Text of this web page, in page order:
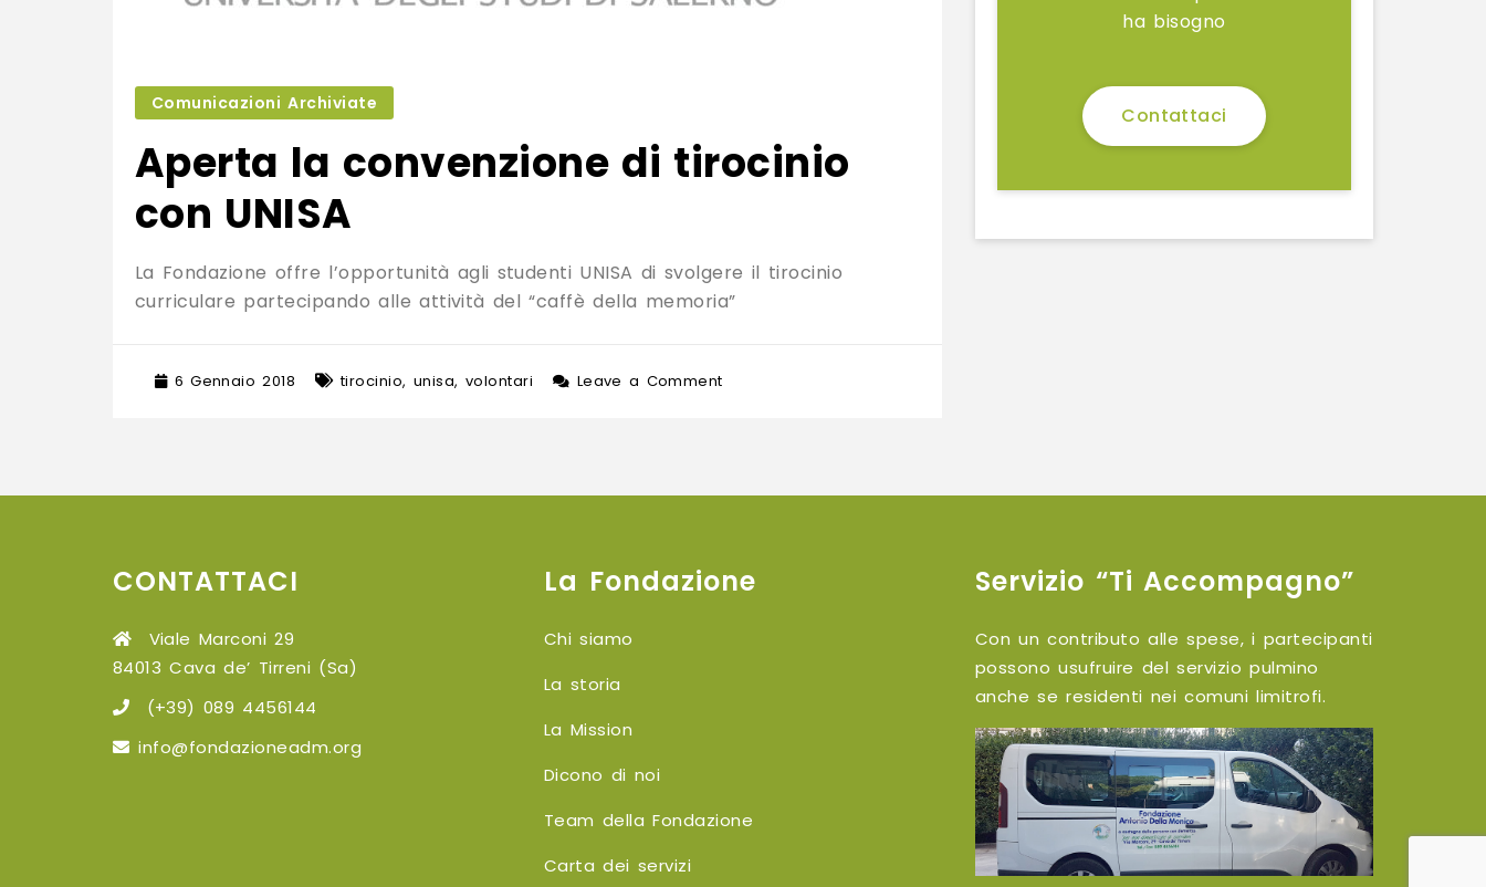
Comunicazioni Archiviate
Aperta la convenzione di tirocinio
con UNISA
La Fondazione offre l’opportunità agli studenti UNISA di svolgere il tirocinio
curriculare partecipando alle attività del “caffè della memoria”
6 Gennaio 2018 tirocinio, unisa, volontari Leave a Commenton
di
UNISA
ha bisogno
Contattaci
CONTATTACI
Viale Marconi 29
84013 Cava de’ Tirreni (Sa)
(+39) 089 4456144
info@fondazioneadm.org
La Fondazione
Chi siamo
La storia
La Mission
Dicono di noi
Team della Fondazione
Carta dei servizi
Servizio “Ti Accompagno”
Con un contributo alle spese, i partecipanti
possono usufruire del servizio pulmino
anche se residenti nei comuni limitrofi.